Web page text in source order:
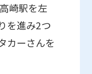
崎駅を左
を進み2つ
カーさんを